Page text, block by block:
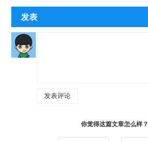
发表
你觉得这篇文章怎么样？